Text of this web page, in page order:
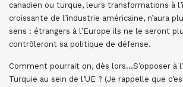
canadien ou turque, leurs transformations à
croissante de l’industrie américaine, n’aura
sens : étrangers à l’Europe ils ne le seront
contrôleront sa politique de défense.
Comment pourrait on, dès lors…S’opposer à
Turquie au sein de l’UE ? (Je rappelle que